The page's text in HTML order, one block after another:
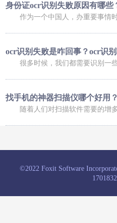
身份证ocr识别失败原因有哪些
ocr识别失败是咋回事？ocr识
找手机的神器扫描仪哪个好用
©2022 Foxit Software